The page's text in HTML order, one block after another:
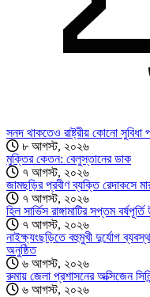
সনদ থাকতেও রাষ্ট্রীয় কোনো সুবিধা
৮ আগস্ট, ২০২৬
মুক্তির কেতন: বেলুস্তানের ডাক
৭ আগস্ট, ২০২৬
জামছড়ির প্রবীণ ব্যক্তি রেদাকসে
৭ আগস্ট, ২০২৬
হিল সার্ভিস রাঙ্গামাটির সপ্তম
৭ আগস্ট, ২০২৬
নাইক্ষ্যংছড়িতে বহুমুখী দুর্যোগ
অনুষ্ঠিত
৬ আগস্ট, ২০২৬
রুমায় জেলা প্রশাসনের অক্সিজেন
৬ আগস্ট, ২০২৬